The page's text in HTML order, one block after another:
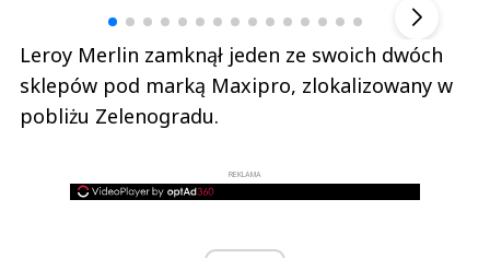
Leroy Merlin zamknął jeden ze swoich dwóch
sklepów pod marką Maxipro, zlokalizowany w
pobliżu Zelenogradu.
REKLAMA